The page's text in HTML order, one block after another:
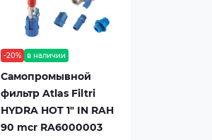
-20% в наличии
Самопромывной
фильтр Atlas Filtri
HYDRA HOT 1" IN RAH
90 mcr RA6000003